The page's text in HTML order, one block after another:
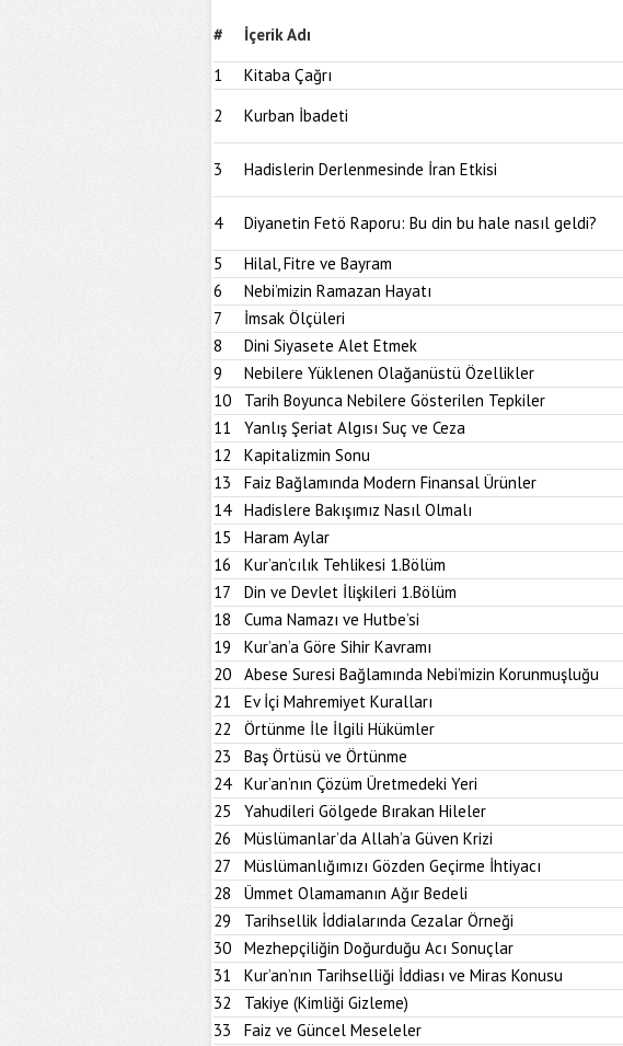
# İçerik Adı
1
Kitaba Çağrı
2
Kurban İbadeti
3 Hadislerin Derlenmesinde İran Etkisi
4 Diyanetin Fetö Raporu: Bu din bu hale nasıl geldi?
5
Hilal, Fitre ve Bayram
6
Nebi’mizin Ramazan Hayatı
7
İmsak Ölçüleri
8
Dini Siyasete Alet Etmek
9
Nebilere Yüklenen Olağanüstü Özellikler
10
Tarih Boyunca Nebilere Gösterilen Tepkiler
11
Yanlış Şeriat Algısı Suç ve Ceza
12
Kapitalizmin Sonu
13
Faiz Bağlamında Modern Finansal Ürünler
14
Hadislere Bakışımız Nasıl Olmalı
15
Haram Aylar
16
Kur’an’cılık Tehlikesi 1.Bölüm
17
Din ve Devlet İlişkileri 1.Bölüm
18
Cuma Namazı ve Hutbe’si
19
Kur’an’a Göre Sihir Kavramı
20
Abese Suresi Bağlamında Nebi’mizin Korunmuşluğu
21
Ev İçi Mahremiyet Kuralları
22
Örtünme İle İlgili Hükümler
23
Baş Örtüsü ve Örtünme
24
Kur’an’nın Çözüm Üretmedeki Yeri
25
Yahudileri Gölgede Bırakan Hileler
26
Müslümanlar’da Allah’a Güven Krizi
27
Müslümanlığımızı Gözden Geçirme İhtiyacı
28
Ümmet Olamamanın Ağır Bedeli
29
Tarihsellik İddialarında Cezalar Örneği
30
Mezhepçiliğin Doğurduğu Acı Sonuçlar
31
Kur’an’nın Tarihselliği İddiası ve Miras Konusu
32
Takiye (Kimliği Gizleme)
33
Faiz ve Güncel Meseleler